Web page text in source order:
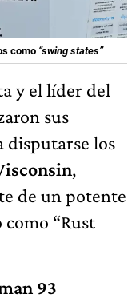
como “swing states”
y el líder del
sus
disputarse los
,
de un potente
“Rust
93